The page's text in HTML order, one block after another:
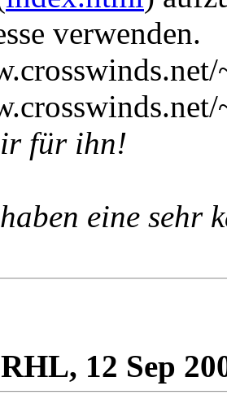
verwenden.
für ihn!
eine sehr
12 Sep